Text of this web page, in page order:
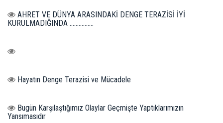
AHRET VE DÜNYA ARASINDAKİ DENGE TERAZİSİ İYİ
KURULMADIĞINDA ................
Hayatın Denge Terazisi ve Mücadele
Bugün Karşılaştığımız Olaylar Geçmişte Yaptıklarımızın
Yansımasıdır